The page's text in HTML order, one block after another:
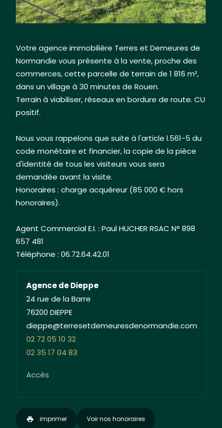
alt="A vendre, terrain proche de Rouen" title="A
vendre, terrain proche de Rouen"/>
Votre agence immobilière Terres et Demeures de
Normandie vous présente à la vente, proche des
commerces, cette parcelle de terrain de 1 816 m²,
dans un village à 30 minutes de Rouen.
Terrain à viabiliser, réseaux en bordure de route. CU
positif.
Nous vous rappelons que suite à l'article l.561-5 du
code monétaire et financier, la copie de la pièce
d'identité de tous les visiteurs vous sera
demandée avant la visite.
Honoraires : charge acquéreur (85 000 € hors
honoraires).
Agent Commercial E.I. : Paul HUCHER RSAC N° 898
657 481
Téléphone : 06.72.64.42.01
Agence de Dieppe
24 rue de la Barre
76200 DIEPPE
dieppe@terresetdemeuresdenormandie.com
02 72 05 10 32
02 35 17 04 83
Accès
imprimer Voir nos honoraires